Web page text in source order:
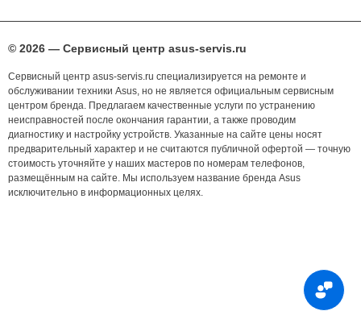
© 2026 — Сервисный центр asus-servis.ru
Сервисный центр asus-servis.ru специализируется на ремонте и
обслуживании техники Asus, но не является официальным сервисным
центром бренда. Предлагаем качественные услуги по устранению
неисправностей после окончания гарантии, а также проводим
диагностику и настройку устройств. Указанные на сайте цены носят
предварительный характер и не считаются публичной офертой — точную
стоимость уточняйте у наших мастеров по номерам телефонов,
размещённым на сайте. Мы используем название бренда Asus
исключительно в информационных целях.